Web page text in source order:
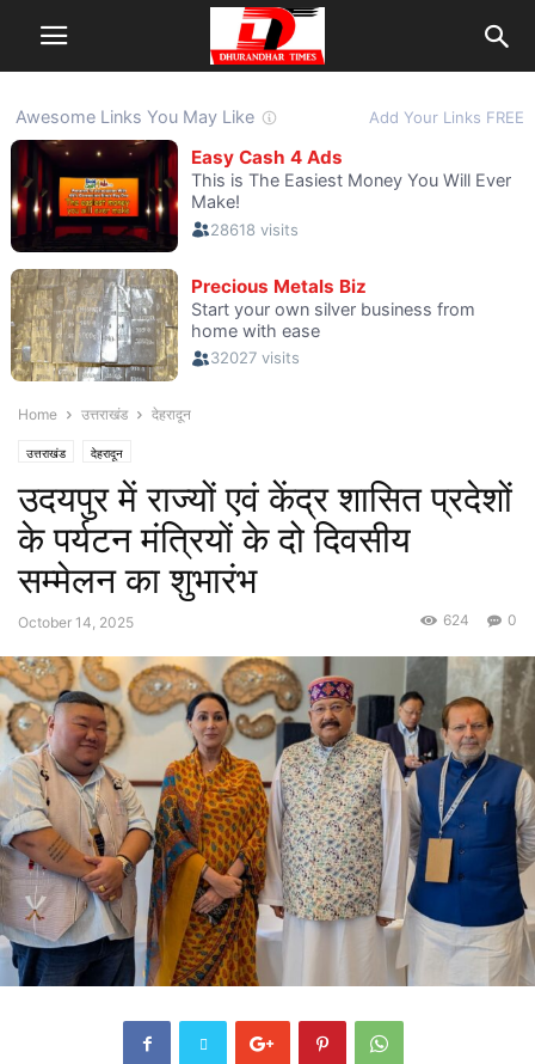
Home उत्तराखंड देहरादून
उत्तराखंड देहरादून
उदयपुर में राज्यों एवं केंद्र शासित प्रदेशों
के पर्यटन मंत्रियों के दो दिवसीय
सम्मेलन का शुभारंभ
October 14, 2025 0
624